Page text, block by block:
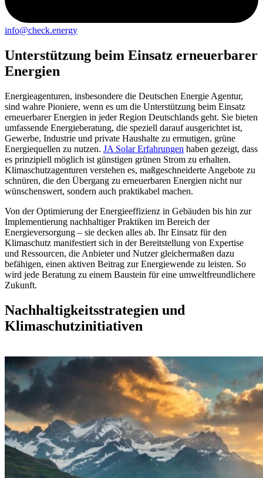
info@check.energy
Unterstützung beim Einsatz erneuerbarer
Energien
Energieagenturen, insbesondere die Deutschen Energie Agentur,
sind wahre Pioniere, wenn es um die Unterstützung beim Einsatz
erneuerbarer Energien in jeder Region Deutschlands geht. Sie bieten
umfassende Energieberatung, die speziell darauf ausgerichtet ist,
Gewerbe, Industrie und private Haushalte zu ermutigen, grüne
Energiequellen zu nutzen. JA Solar Erfahrungen haben gezeigt, dass
es prinzipiell möglich ist günstigen grünen Strom zu erhalten.
Klimaschutzagenturen verstehen es, maßgeschneiderte Angebote zu
schnüren, die den Übergang zu erneuerbaren Energien nicht nur
wünschenswert, sondern auch praktikabel machen.
Von der Optimierung der Energieeffizienz in Gebäuden bis hin zur
Implementierung nachhaltiger Praktiken im Bereich der
Energieversorgung – sie decken alles ab. Ihr Einsatz für den
Klimaschutz manifestiert sich in der Bereitstellung von Expertise
und Ressourcen, die Anbieter und Nutzer gleichermaßen dazu
befähigen, einen aktiven Beitrag zur Energiewende zu leisten. So
wird jede Beratung zu einem Baustein für eine umweltfreundlichere
Zukunft.
Nachhaltigkeitsstrategien und
Klimaschutzinitiativen